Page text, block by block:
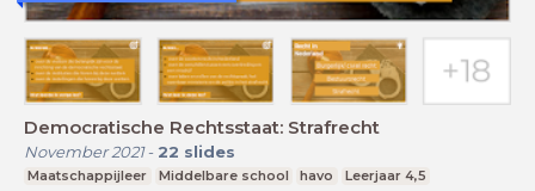
Democratische Rechtsstaat: Strafrecht
November 2021- 22 slides
Maatschappijleer Middelbare school havo Leerjaar 4,5